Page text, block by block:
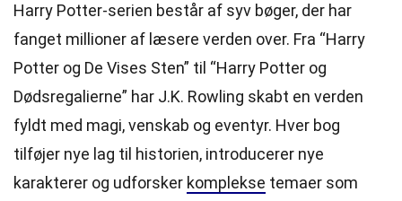
Harry Potter-serien består af syv bøger, der har
fanget millioner af læsere verden over. Fra “Harry
Potter og De Vises Sten” til “Harry Potter og
Dødsregalierne” har J.K. Rowling skabt en verden
fyldt med magi, venskab og eventyr. Hver bog
tilføjer nye lag til historien, introducerer nye
karakterer og udforsker komplekse temaer som